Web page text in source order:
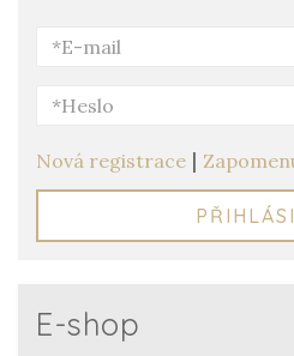
Nová registrace |
E-shop